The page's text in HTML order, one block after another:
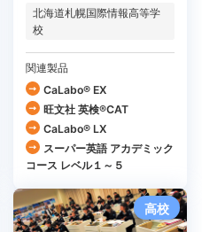
北海道札幌国際情報高等学
校
関連製品
CaLabo® EX
旺文社 英検®CAT
CaLabo® LX
スーパー英語 アカデミック
コース レベル１～５
高校